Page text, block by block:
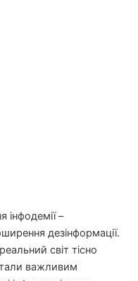
інфодемії –
дезінформації.
світ тісно
важливим